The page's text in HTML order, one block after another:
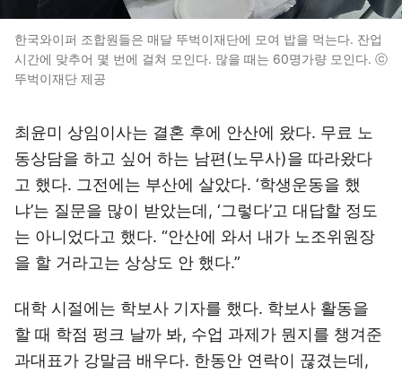
한국와이퍼 조합원들은 매달 뚜벅이재단에 모여 밥을 먹는다. 잔업
시간에 맞추어 몇 번에 걸쳐 모인다. 많을 때는 60명가량 모인다. ⓒ
뚜벅이재단 제공
최윤미 상임이사는 결혼 후에 안산에 왔다. 무료 노
동상담을 하고 싶어 하는 남편(노무사)을 따라왔다
고 했다. 그전에는 부산에 살았다. ‘학생운동을 했
냐’는 질문을 많이 받았는데, ‘그렇다’고 대답할 정도
는 아니었다고 했다. “안산에 와서 내가 노조위원장
을 할 거라고는 상상도 안 했다.”
대학 시절에는 학보사 기자를 했다. 학보사 활동을
할 때 학점 펑크 날까 봐, 수업 과제가 뭔지를 챙겨준
과대표가 강말금 배우다. 한동안 연락이 끊겼는데,